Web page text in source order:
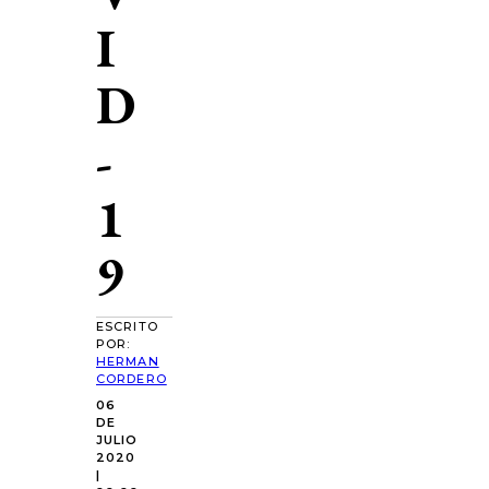
I
D
-
1
9
ESCRITO
POR:
HERMAN
CORDERO
06
DE
JULIO
2020
|